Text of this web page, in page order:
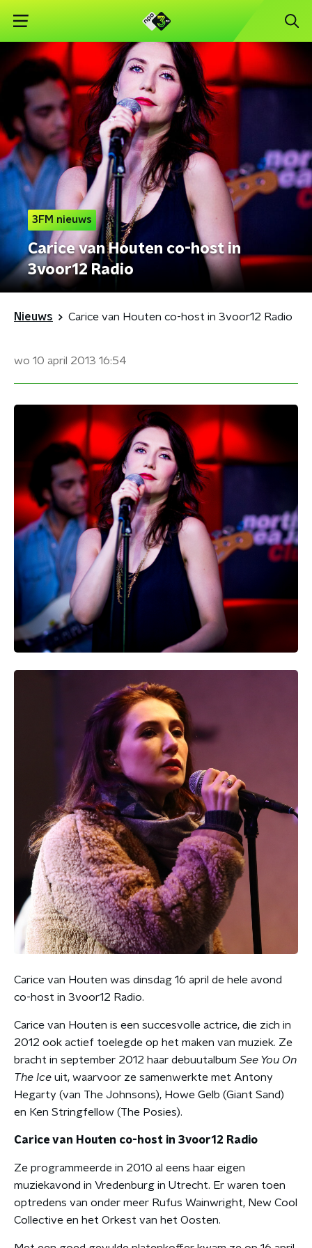
3FM nieuws
Carice van Houten co-host in
3voor12 Radio
Nieuws Carice van Houten co-host in 3voor12 Radio
wo 10 april 2013 16:54
Carice van Houten was dinsdag 16 april de hele avond
co-host in 3voor12 Radio.
Carice van Houten is een succesvolle actrice, die zich in
2012 ook actief toelegde op het maken van muziek. Ze
bracht in september 2012 haar debuutalbum See You On
The Ice uit, waarvoor ze samenwerkte met Antony
Hegarty (van The Johnsons), Howe Gelb (Giant Sand)
en Ken Stringfellow (The Posies).
Carice van Houten co-host in 3voor12 Radio
Ze programmeerde in 2010 al eens haar eigen
muziekavond in Vredenburg in Utrecht. Er waren toen
optredens van onder meer Rufus Wainwright, New Cool
Collective en het Orkest van het Oosten.